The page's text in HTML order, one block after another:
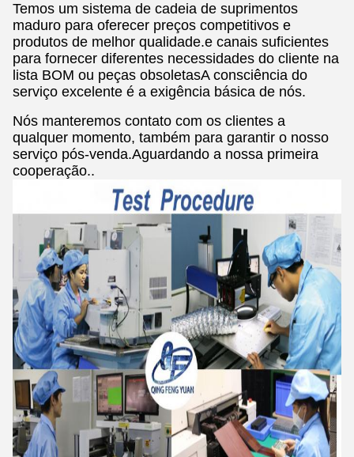
Temos um sistema de cadeia de suprimentos
maduro para oferecer preços competitivos e
produtos de melhor qualidade.e canais suficientes
para fornecer diferentes necessidades do cliente na
lista BOM ou peças obsoletasA consciência do
serviço excelente é a exigência básica de nós.
Nós manteremos contato com os clientes a
qualquer momento, também para garantir o nosso
serviço pós-venda.Aguardando a nossa primeira
cooperação..